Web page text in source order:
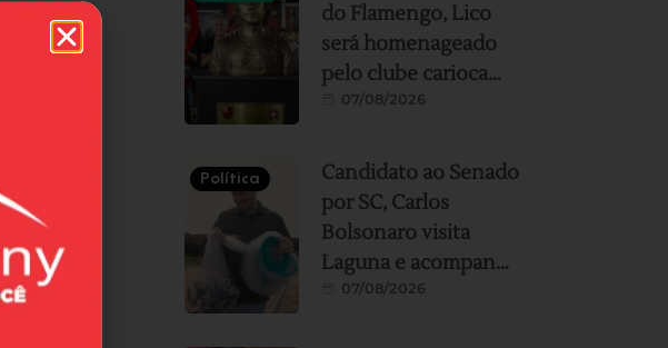
do Flamengo, Lico
será homenageado
pelo clube carioca
em encontro
Fla, no RJ
07/08/2026
Política
Candidato ao Senado
por SC, Carlos
Bolsonaro visita
Laguna e acompanha
pesca artesanal com
07/08/2026